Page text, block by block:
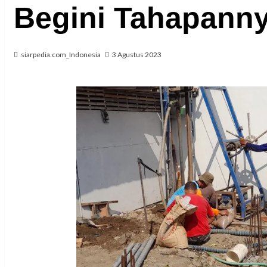
Begini
siarpedia.com_Indonesia 3 Agustus 2023